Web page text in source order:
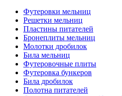
Футеровки мельниц
Решетки мельниц
Пластины питателей
Бронеплиты мельниц
Молотки дробилок
Била мельниц
Футеровочные плиты
Футеровка бункеров
Била дробилок
Полотна питателей